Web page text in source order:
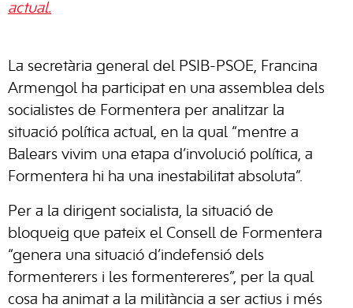
actual.
La secretària general del PSIB-PSOE, Francina
Armengol ha participat en una assemblea dels
socialistes de Formentera per analitzar la
situació política actual, en la qual “mentre a
Balears vivim una etapa d’involució política, a
Formentera hi ha una inestabilitat absoluta”.
Per a la dirigent socialista, la situació de
bloqueig que pateix el Consell de Formentera
“genera una situació d’indefensió dels
formenterers i les formentereres”, per la qual
cosa ha animat a la militància a ser actius i més